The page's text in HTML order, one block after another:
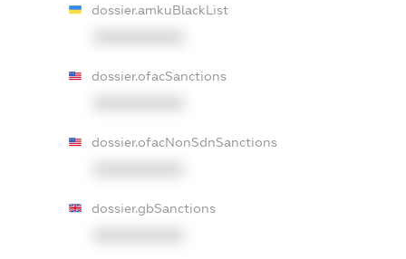
dossier.amkuBlackList
dossier.ofacSanctions
dossier.ofacNonSdnSanctions
dossier.gbSanctions